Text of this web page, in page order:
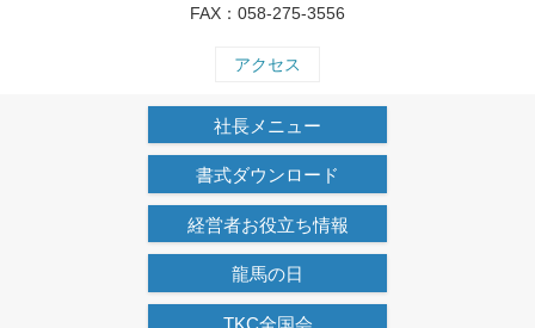
FAX：058-275-3556
アクセス
社長メニュー
書式ダウンロード
経営者お役立ち情報
龍馬の日
TKC全国会